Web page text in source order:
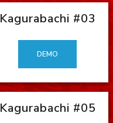
Kagurabachi #03
DEMO
Kagurabachi #05